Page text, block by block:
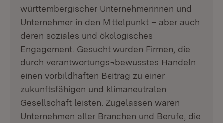
württembergischer Unternehmerinnen und
Unternehmer in den Mittelpunkt – aber auch
deren soziales und ökologisches
Engagement. Gesucht wurden Firmen, die
durch verantwortungs¬bewusstes Handeln
einen vorbildhaften Beitrag zu einer
zukunftsfähigen und klimaneutralen
Gesellschaft leisten. Zugelassen waren
Unternehmen aller Branchen und Berufe, die